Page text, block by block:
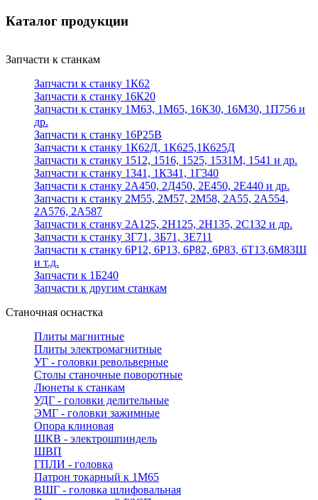
Каталог продукции
Запчасти к станкам
Запчасти к станку 1К62
Запчасти к станку 16К20
Запчасти к станку 1М63, 1М65, 16К30, 16М30, 1П756 и
др.
Запчасти к станку 16Р25В
Запчасти к станку 1К62Д, 1К625,1К625Д
Запчасти к станку 1512, 1516, 1525, 1531М, 1541 и др.
Запчасти к станку 1341, 1К341, 1Г340
Запчасти к станку 2А450, 2Д450, 2Е450, 2Е440 и др.
Запчасти к станку 2М55, 2М57, 2М58, 2А55, 2А554,
2А576, 2А587
Запчасти к станку 2А125, 2Н125, 2Н135, 2С132 и др.
Запчасти к станку 3Г71, 3Б71, 3Е711
Запчасти к станку 6Р12, 6Р13, 6Р82, 6Р83, 6Т13,6М83Ш
и т.д.
Запчасти к 1Б240
Запчасти к другим станкам
Станочная оснастка
Плиты магнитные
Плиты электромагнитные
УГ - головки револьверные
Столы станочные поворотные
Люнеты к станкам
УДГ - головки делительные
ЭМГ - головки зажимные
Опора клиновая
ШКВ - электрошпиндель
ШВП
ГПЛИ - головка
Патрон токарный к 1М65
ВШГ - головка шлифовальная